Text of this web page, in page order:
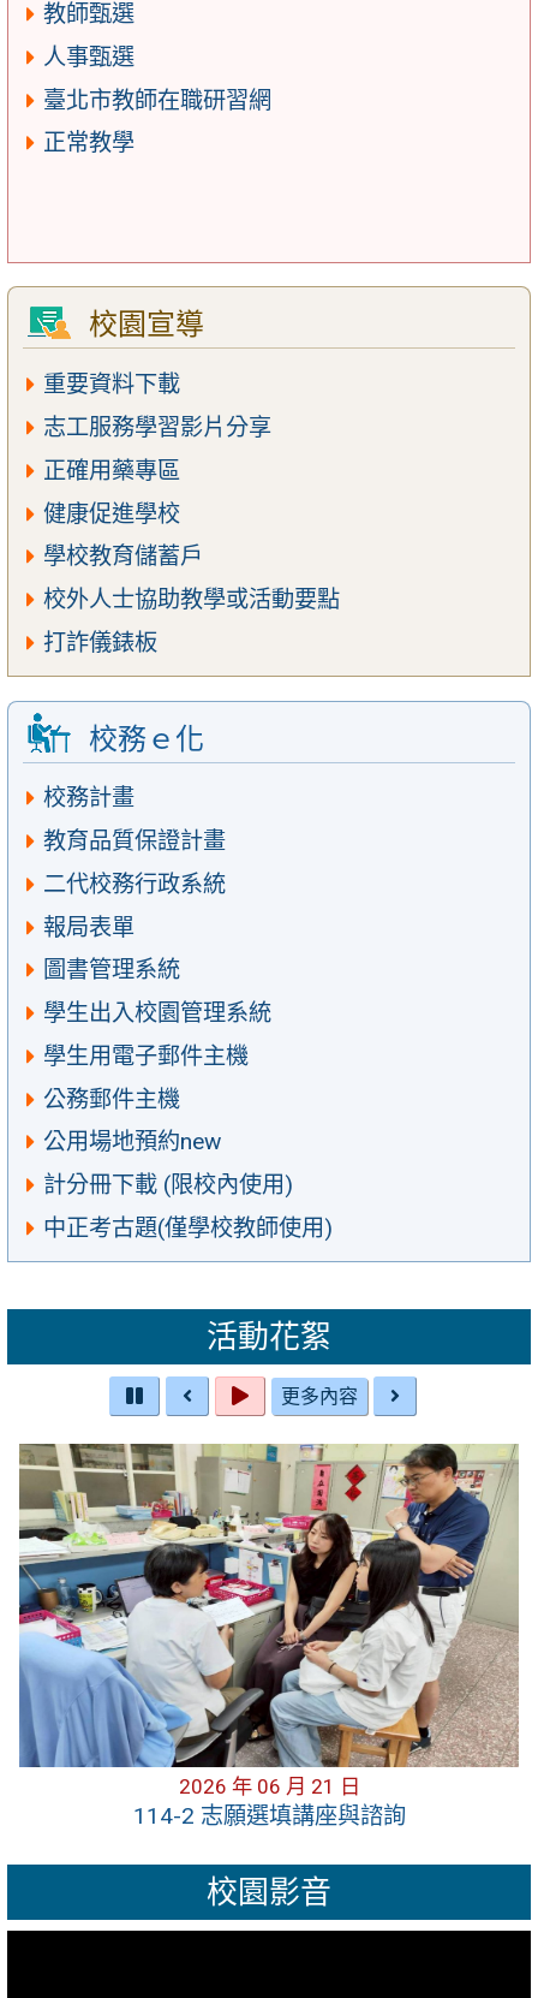
教師甄選
人事甄選
臺北市教師在職研習網
正常教學
校園宣導
重要資料下載
志工服務學習影片分享
正確用藥專區
健康促進學校
學校教育儲蓄戶
校外人士協助教學或活動要點
打詐儀錶板
校務ｅ化
校務計畫
教育品質保證計畫
二代校務行政系統
報局表單
圖書管理系統
學生出入校園管理系統
學生用電子郵件主機
公務郵件主機
公用場地預約new
計分冊下載 (限校內使用)
中正考古題(僅學校教師使用)
活動花絮
停
前
放
更多內容
後
2026 年 06 月 21 日
114-2 志願選填講座與諮詢
校園影音